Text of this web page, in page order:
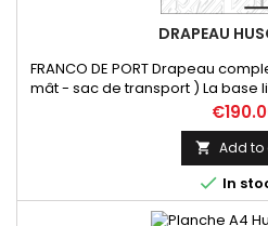
DRAPEAU
FRANCO DE PORT Drapeau
mât - sac de transport ) La base
spéciale roue véhicule. vous
base carré 4Kg,
Price
 Add to
 In